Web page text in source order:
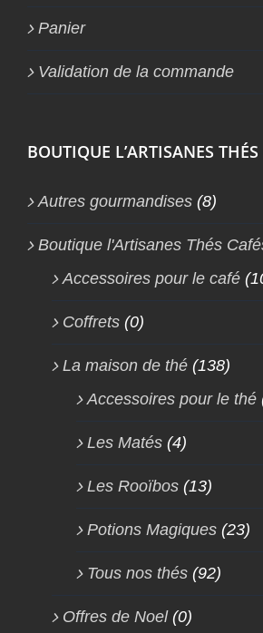
Panier
Validation de la commande
BOUTIQUE L’ARTISANES THÉS
Autres gourmandises (8)
Boutique l'Artisanes Thés
Accessoires pour le café
Coffrets (0)
La maison de thé (138)
Accessoires pour le thé
Les Matés (4)
Les Rooïbos (13)
Potions Magiques (23)
Tous nos thés (92)
Offres de Noel (0)